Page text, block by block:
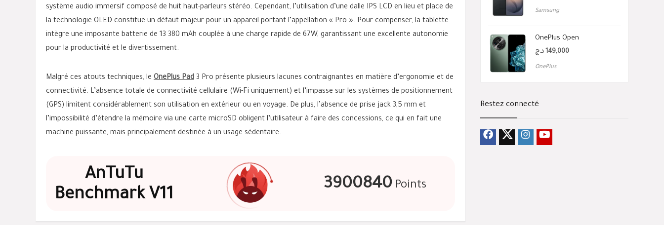
système audio immersif composé de huit haut-parleurs stéréo. Cependant, l’utilisation d’une dalle IPS LCD en lieu et place de
la technologie OLED constitue un défaut majeur pour un appareil portant l’appellation « Pro ». Pour compenser, la tablette
intègre une imposante batterie de 13 380 mAh couplée à une charge rapide de 67W, garantissant une excellente autonomie
pour la productivité et le divertissement.
Malgré ces atouts techniques, le OnePlus Pad 3 Pro présente plusieurs lacunes contraignantes en matière d’ergonomie et de
connectivité. L’absence totale de connectivité cellulaire (Wi-Fi uniquement) et l’impasse sur les systèmes de positionnement
(GPS) limitent considérablement son utilisation en extérieur ou en voyage. De plus, l’absence de prise jack 3,5 mm et
l’impossibilité d’étendre la mémoire via une carte microSD obligent l’utilisateur à faire des concessions, ce qui en fait une
machine puissante, mais principalement destinée à un usage sédentaire.
AnTuTu
Benchmark V11
3900840Points
Samsung
OnePlus Open
149,000 د.ج
OnePlus
Restez connecté